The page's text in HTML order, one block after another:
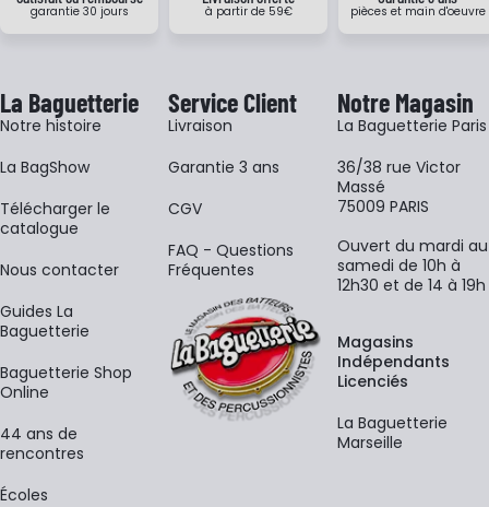
garantie 30 jours à partir de 59€ pièces et main d'oeuvre
La Baguetterie
Notre histoire
La BagShow
​Télécharger le
catalogue
Nous contacter
Guides La
Baguetterie
Baguetterie Shop
Online
44 ans de
rencontres
Écoles
Service Client
Livraison
Garantie 3 ans
CGV
FAQ - Questions
Fréquentes
Notre Magasin
La Baguetterie Paris
36/38 rue Victor
Massé
75009 PARIS
Ouvert du mardi au
samedi de 10h à
12h30 et de 14 à 19h
Magasins
Indépendants
Licenciés
La Baguetterie
Marseille